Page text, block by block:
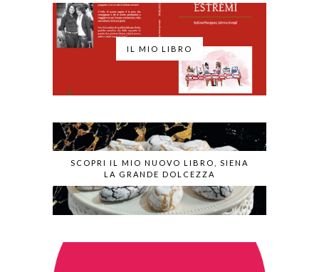
IL MIO LIBRO
SCOPRI IL MIO NUOVO LIBRO, SIENA
LA GRANDE DOLCEZZA